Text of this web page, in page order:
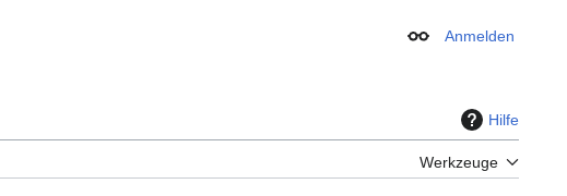
Erscheinungsbild
Anmelden
Hilfe
Werkzeuge